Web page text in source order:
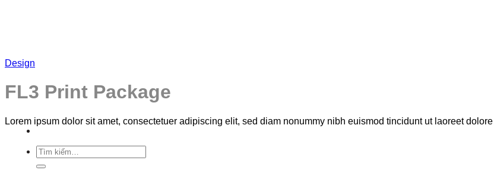
Tìm
kiếm:
Design
FL3 Print Package
Lorem ipsum dolor sit amet, consectetuer adipiscing elit, sed diam nonummy nibh euismod tincidunt ut laoreet